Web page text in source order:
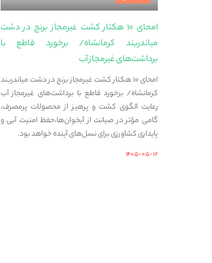
امحای ۱۰ هکتار کشت غیرمجاز برنج در دشت
میاندربند کرمانشاه/ برخورد قاطع با
برداشت‌های غیرمجاز آب
امحای ۱۰ هکتار کشت غیرمجاز برنج در دشت میاندربند
کرمانشاه/ برخورد قاطع با برداشت‌های غیرمجاز آب
رعایت الگوی کشت و پرهیز از محصولات پرمصرف،
گامی مؤثر در صیانت از آبخوان‌ها،حفظ امنیت آبی و
پایداری کشاورزی برای نسل‌های آینده خواهد بود.
۱۴۰۵-۰۵-۱۲